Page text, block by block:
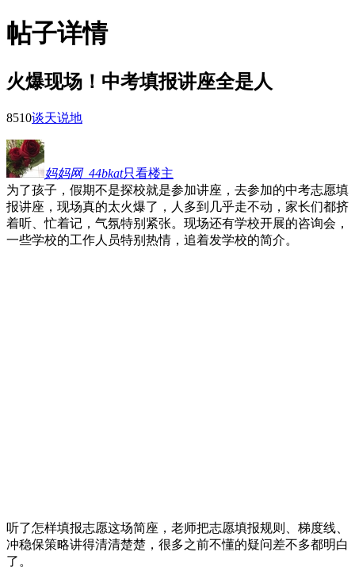
帖子详情
火爆现场！中考填报讲座全是人
8510谈天说地
妈妈网_44bkat只看楼主
为了孩子，假期不是探校就是参加讲座，去参加的中考志愿填
报讲座，现场真的太火爆了，人多到几乎走不动，家长们都挤
着听、忙着记，气氛特别紧张。现场还有学校开展的咨询会，
一些学校的工作人员特别热情，追着发学校的简介。
听了怎样填报志愿这场简座，老师把志愿填报规则、梯度线、
冲稳保策略讲得清清楚楚，很多之前不懂的疑问差不多都明白
了。